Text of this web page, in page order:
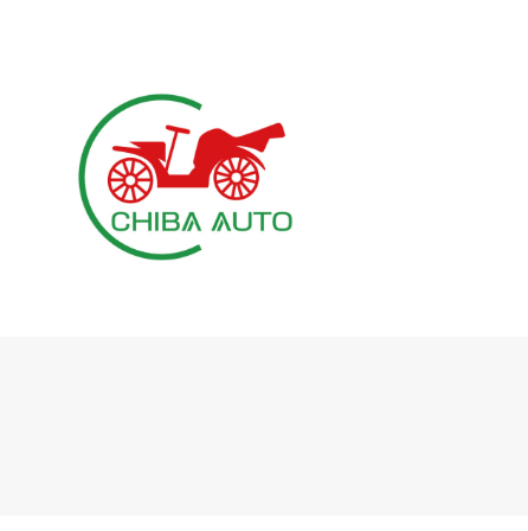
新車（アゲバン含む）
新車ご検討のお客様へ
アゲバン”GUARDIAN”